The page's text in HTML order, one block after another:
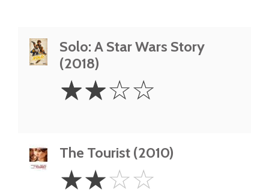
Solo: A Star Wars Story
(2018)
Stars
☆☆☆☆
The Tourist (2010)
Stars
☆☆☆☆